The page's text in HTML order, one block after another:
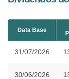
Data Base
31/07/2026
30/06/2026